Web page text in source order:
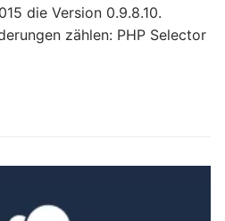
die Version 0.9.8.10.
zählen: PHP Selector